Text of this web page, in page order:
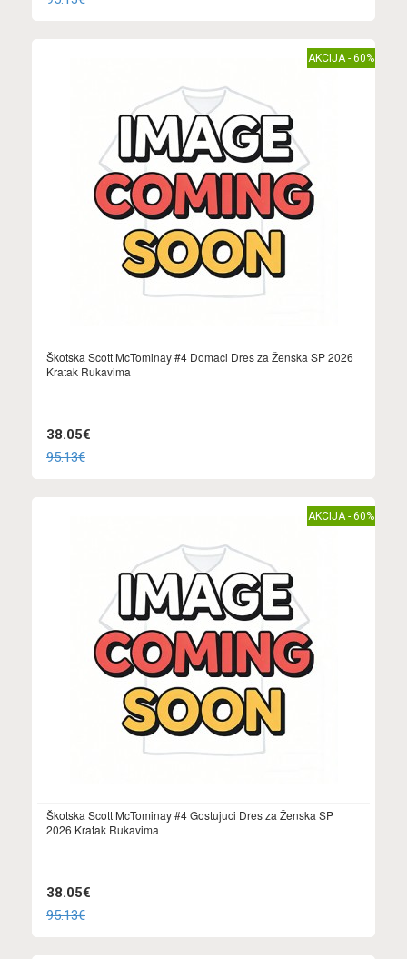
AKCIJA - 60%
Škotska Scott McTominay #4 Domaci Dres za Ženska SP 2026
Kratak Rukavima
38.05€
95.13€
AKCIJA - 60%
Škotska Scott McTominay #4 Gostujuci Dres za Ženska SP
2026 Kratak Rukavima
38.05€
95.13€